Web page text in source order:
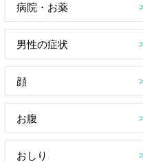
病院・お薬
男性の症状
顔
お腹
おしり